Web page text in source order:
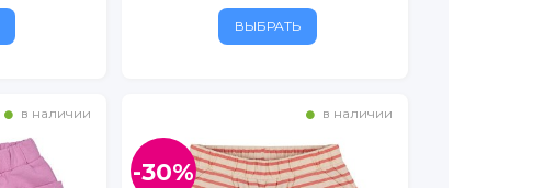
ВЫБРАТЬ
в наличии в наличии
-30%